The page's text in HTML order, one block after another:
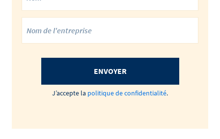
ENVOYER
J’accepte la politique de confidentialité.